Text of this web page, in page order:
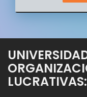
LUCRATIVAS: